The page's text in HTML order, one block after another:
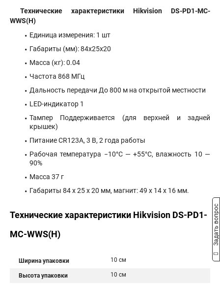
Технические характеристики Hikvision DS-PD1-MC-
WWS(H)
Единица измерения: 1 шт
Габариты (мм): 84x25x20
Масса (кг): 0.04
Частота 868 МГц
Дальность передачи До 800 м на открытой местности
LED-индикатор 1
Тампер Поддерживается (для верхней и задней
крышек)
Питание CR123A, 3 В, 2 года работы
Рабочая температура −10°С — +55°С, влажность 10 —
90%
Масса 37 г
Габариты 84 х 25 х 20 мм, магнит: 49 х 14 х 16 мм.
Технические характеристики Hikvision DS-PD1-
MC-WWS(H)
Ширина упаковки 10 см
Высота упаковки 10 см
Задать вопрос